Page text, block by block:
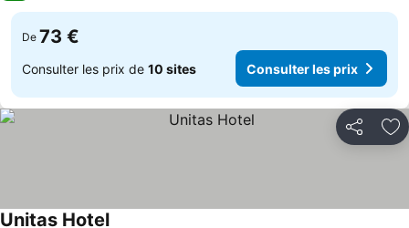
De 73 €
Consulter les prix de 10 sites Consulter les prix
Partager
Unitas Hotel